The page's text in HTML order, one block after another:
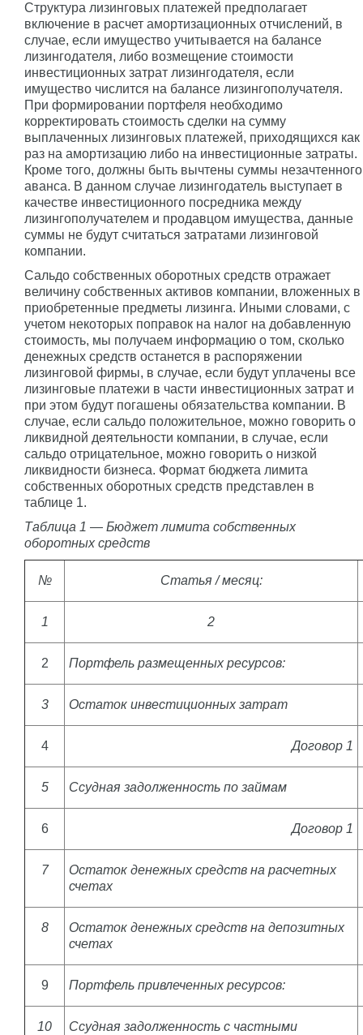
Структура лизинговых платежей предполагает
включение в расчет амортизационных отчислений, в
случае, если имущество учитывается на балансе
лизингодателя, либо возмещение стоимости
инвестиционных затрат лизингодателя, если
имущество числится на балансе лизингополучателя.
При формировании портфеля необходимо
корректировать стоимость сделки на сумму
выплаченных лизинговых платежей, приходящихся как
раз на амортизацию либо на инвестиционные затраты.
Кроме того, должны быть вычтены суммы незачтенного
аванса. В данном случае лизингодатель выступает в
качестве инвестиционного посредника между
лизингополучателем и продавцом имущества, данные
суммы не будут считаться затратами лизинговой
компании.
Сальдо собственных оборотных средств отражает
величину собственных активов компании, вложенных в
приобретенные предметы лизинга. Иными словами, с
учетом некоторых поправок на налог на добавленную
стоимость, мы получаем информацию о том, сколько
денежных средств останется в распоряжении
лизинговой фирмы, в случае, если будут уплачены все
лизинговые платежи в части инвестиционных затрат и
при этом будут погашены обязательства компании. В
случае, если сальдо положительное, можно говорить о
ликвидной деятельности компании, в случае, если
сальдо отрицательное, можно говорить о низкой
ликвидности бизнеса. Формат бюджета лимита
собственных оборотных средств представлен в
таблице 1.
Таблица 1 — Бюджет лимита собственных
оборотных средств
№ Статья / месяц:
1 2
2 Портфель размещенных ресурсов:
3 Остаток инвестиционных затрат
4 Договор 1
5 Ссудная задолженность по займам
6 Договор 1
7
Остаток денежных средств на расчетных
счетах
8
Остаток денежных средств на депозитных
счетах
9 Портфель привлеченных ресурсов:
10
Ссудная задолженность с частными